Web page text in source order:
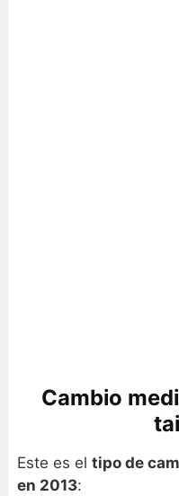
Cambio
Este es el tipo de
en 2013: